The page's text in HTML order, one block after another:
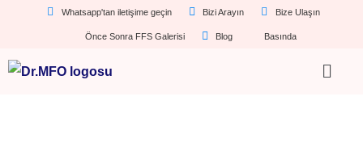
Whatsapp'tan iletişime geçin Bizi Arayın Bize Ulaşın
Önce Sonra FFS Galerisi Blog Basında